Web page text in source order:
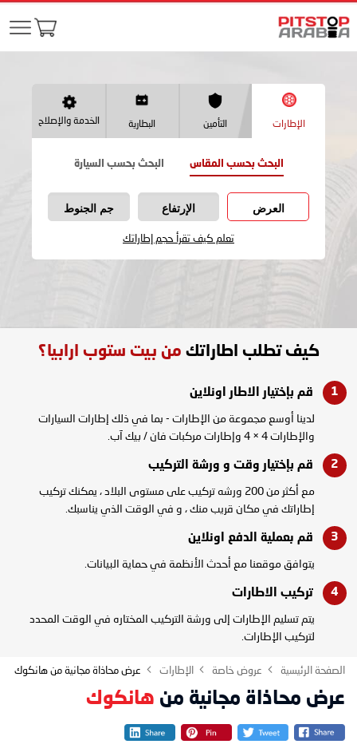
الإطارات التأمين البطارية الخدمة والإصلاح
البحث بحسب المقاس البحث بحسب السيارة
العرض الإرتفاع جم الجنوط
تعلم كيف تقرأ حجم إطاراتك
كيف تطلب اطاراتك من بيت ستوب ارابيا؟
قم بإختيار الاطار اونلاين
لدينا أوسع مجموعة من الإطارات - بما في ذلك إطارات السيارات
والإطارات 4 × 4 وإطارات مركبات فان / بيك آب.
قم بإختيار وقت و ورشة التركيب
مع أكثر من 200 ورشه تركيب على مستوى البلاد ، يمكنك تركيب
إطاراتك في مكان قريب منك ، و في الوقت الذي يناسبك.
قم بعملية الدفع اونلاين
يتوافق موقعنا مع أحدث الأنظمة في حماية البيانات.
تركيب الاطارات
يتم تسليم الإطارات إلى ورشة التركيب المختاره في الوقت المحدد
لتركيب الإطارات.
الصفحة الرئيسية عروض خاصة الإطارات عرض محاذاة مجانية من هانكوك
عرض محاذاة مجانية من هانكوك